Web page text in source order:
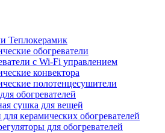
Теплокерамик
обогреватели
с Wi-Fi управлением
конвектора
полотенцесушители
обогревателей
сушка для вещей
керамических обогревателей
для обогревателей